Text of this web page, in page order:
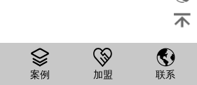
案例 加盟 联系